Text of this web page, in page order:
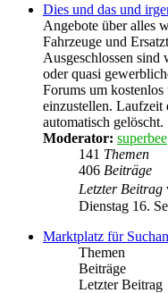
Dies und das und
Angebote über alles
Fahrzeuge und
Ausgeschlossen sind
oder quasi
Forums um
einzustellen. Laufzeit
automatisch gelöscht.
Moderator: superbee
141 Themen
406 Beiträge
Letzter Beitrag
Dienstag 16.
Marktplatz für
Themen
Beiträge
Letzter Beitrag